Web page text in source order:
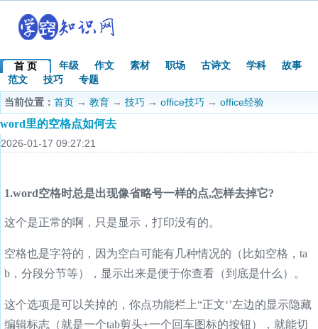
首 页 年级 作文 素材 职场 古诗文 学科
故事
范文
技巧
专题
当前位置： 首页 → 教育 → 技巧 → office技巧 → office经验
word里的空格点如何去
2026-01-17 09:27:21
1.word空格时总是出现像省略号一样的点,怎样去掉它?
这个是正常的啊，只是显示，打印没有的。
空格也是字符的，因为空白可能有几种情况的（比如空格，ta
b，分段分节等），显示出来是便于你查看（到底是什么）。
这个选项是可以关掉的，你点功能栏上“正文‘’左边的显示隐藏
编辑标志（就是一个tab剪头+一个回车图标的按钮），就能切